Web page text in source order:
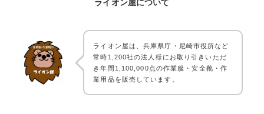
ライオン屋について
ライオン屋は、兵庫県庁・尼崎市役所など
常時1,200社の法人様にお取り引きいただ
き年間1,100,000点の作業服・安全靴・作
業用品を販売しています。